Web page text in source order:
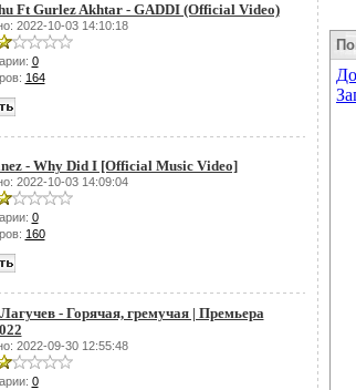
Ft Gurlez Akhtar - GADDI (Official Video)
2022-10-03 14:10:18
0
164
- Why Did I [Official Music Video]
2022-10-03 14:09:04
0
160
- Горячая, гремучая | Премьера
2022-09-30 12:55:48
0